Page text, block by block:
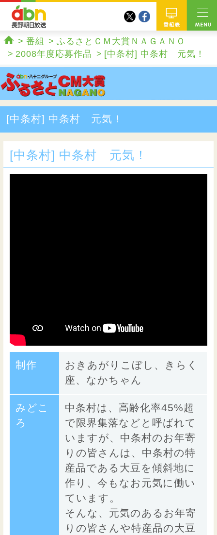
twitterfacebook
ホーム
番組
ふるさとＣＭ大賞ＮＡＧＡＮＯ
2008年度応募作品
[中条村] 中条村 元気！
[中条村] 中条村 元気！
[中条村] 中条村 元気！
制作
おきあがりこぼし、きらく
座、なかちゃん
みどこ
ろ
中条村は、高齢化率45%超
で限界集落などと呼ばれて
いますが、中条村のお年寄
りの皆さんは、中条村の特
産品である大豆を傾斜地に
作り、今もなお元気に働い
ています。
そんな、元気のあるお年寄
りの皆さんや特産品の大豆